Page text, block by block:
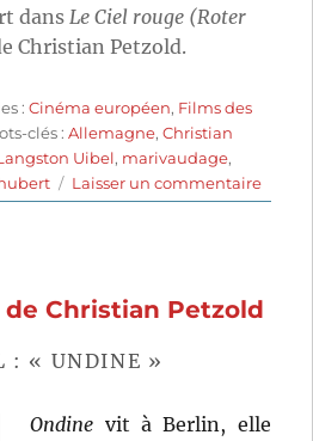
dans Le Ciel rouge (Roter
Christian Petzold.
:Cinéma européen, Films des
clés :Allemagne,Christian
Uibel, marivaudage,
Laisser un commentairesur
Le
de
Christian Petzold
: « UNDINE »
Ondine vit à Berlin, elle